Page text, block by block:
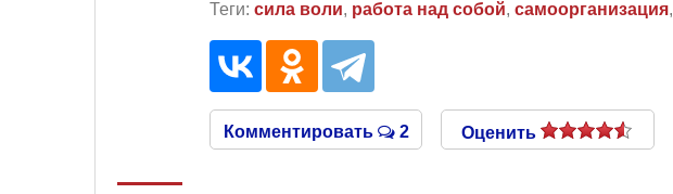
Теги: сила воли, работа над собой, самоорганизация,
Комментировать 2 Оценить